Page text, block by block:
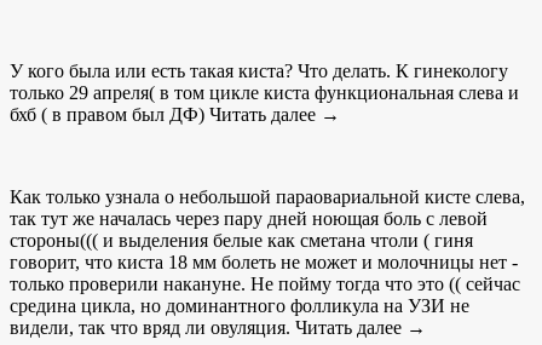
У кого была или есть такая киста? Что делать. К гинекологу
только 29 апреля( в том цикле киста функциональная слева и
бхб ( в правом был ДФ) Читать далее →
Как только узнала о небольшой параовариальной кисте слева,
так тут же началась через пару дней ноющая боль с левой
стороны((( и выделения белые как сметана чтоли ( гиня
говорит, что киста 18 мм болеть не может и молочницы нет -
только проверили накануне. Не пойму тогда что это (( сейчас
средина цикла, но доминантного фолликула на УЗИ не
видели, так что вряд ли овуляция. Читать далее →